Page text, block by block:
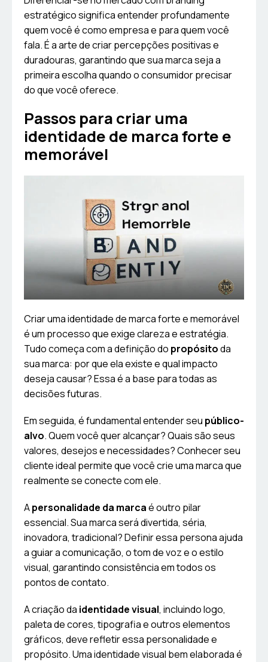
estratégico significa entender profundamente
quem você é como empresa e para quem você
fala. É a arte de criar percepções positivas e
duradouras, garantindo que sua marca seja a
primeira escolha quando o consumidor precisar
do que você oferece.
Passos para criar uma
identidade de marca forte e
memorável
Criar uma identidade de marca forte e memorável
é um processo que exige clareza e estratégia.
Tudo começa com a definição do propósitoda
sua marca: por que ela existe e qual impacto
deseja causar? Essa é a base para todas as
decisões futuras.
Em seguida, é fundamental entender seu público-
alvo. Quem você quer alcançar? Quais são seus
valores, desejos e necessidades? Conhecer seu
cliente ideal permite que você crie uma marca que
realmente se conecte com ele.
Apersonalidade da marcaé outro pilar
essencial. Sua marca será divertida, séria,
inovadora, tradicional? Definir essa persona ajuda
a guiar a comunicação, o tom de voz e o estilo
visual, garantindo consistência em todos os
pontos de contato.
A criação da identidade visual, incluindo logo,
paleta de cores, tipografia e outros elementos
gráficos, deve refletir essa personalidade e
propósito. Uma identidade visual bem elaborada é